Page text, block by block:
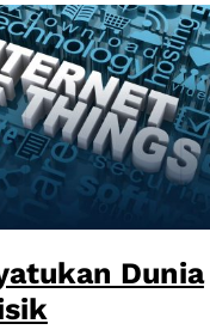
Dunia